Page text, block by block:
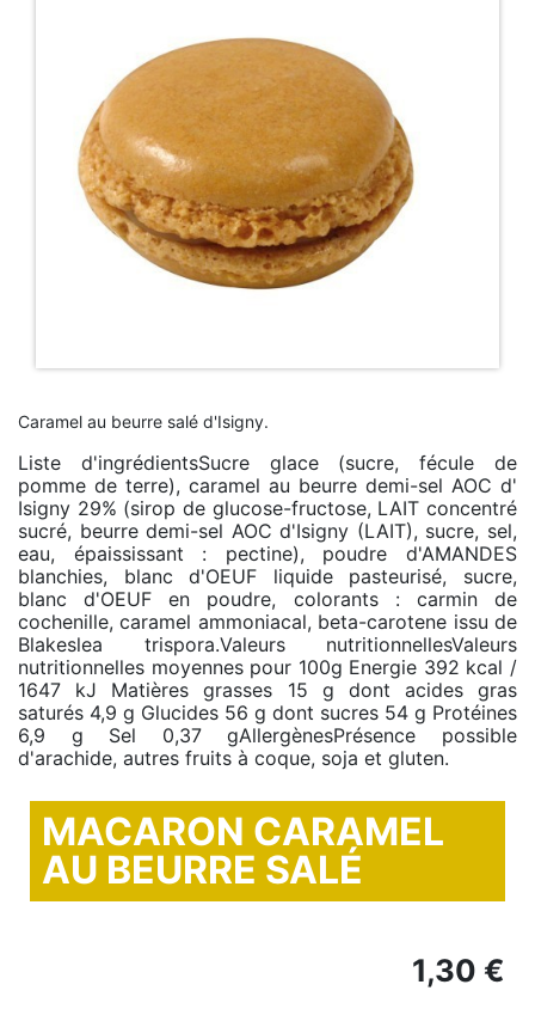
Caramel au beurre salé d'Isigny.
Liste d'ingrédientsSucre glace (sucre, fécule de
pomme de terre), caramel au beurre demi-sel AOC d'
Isigny 29% (sirop de glucose-fructose, LAIT concentré
sucré, beurre demi-sel AOC d'Isigny (LAIT), sucre, sel,
eau, épaississant : pectine), poudre d'AMANDES
blanchies, blanc d'OEUF liquide pasteurisé, sucre,
blanc d'OEUF en poudre, colorants : carmin de
cochenille, caramel ammoniacal, beta-carotene issu de
Blakeslea trispora.Valeurs nutritionnellesValeurs
nutritionnelles moyennes pour 100g Energie 392 kcal /
1647 kJ Matières grasses 15 g dont acides gras
saturés 4,9 g Glucides 56 g dont sucres 54 g Protéines
6,9 g Sel 0,37 gAllergènesPrésence possible
d'arachide, autres fruits à coque, soja et gluten.
MACARON CARAMEL
AU BEURRE SALÉ
1,30 €